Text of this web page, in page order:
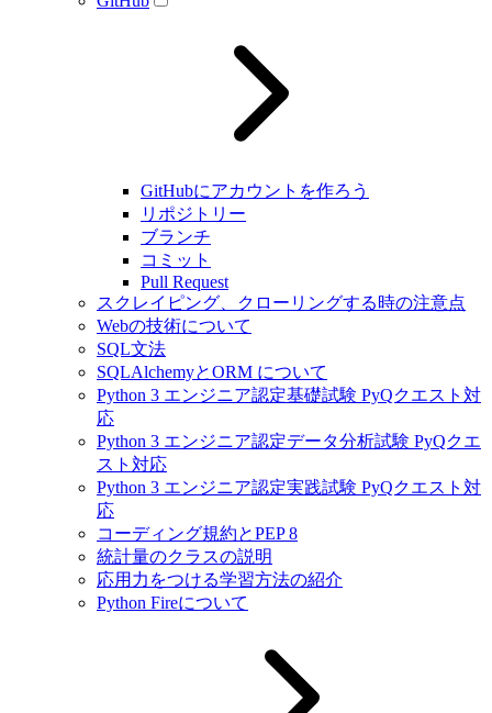
GitHubにアカウントを作ろう
リポジトリー
ブランチ
コミット
Pull Request
スクレイピング、クローリングする時の注意点
Webの技術について
SQL文法
SQLAlchemyとORM について
Python 3 エンジニア認定基礎試験 PyQクエスト対
応
Python 3 エンジニア認定データ分析試験 PyQクエ
スト対応
Python 3 エンジニア認定実践試験 PyQクエスト対
応
コーディング規約とPEP 8
統計量のクラスの説明
応用力をつける学習方法の紹介
Python Fireについて